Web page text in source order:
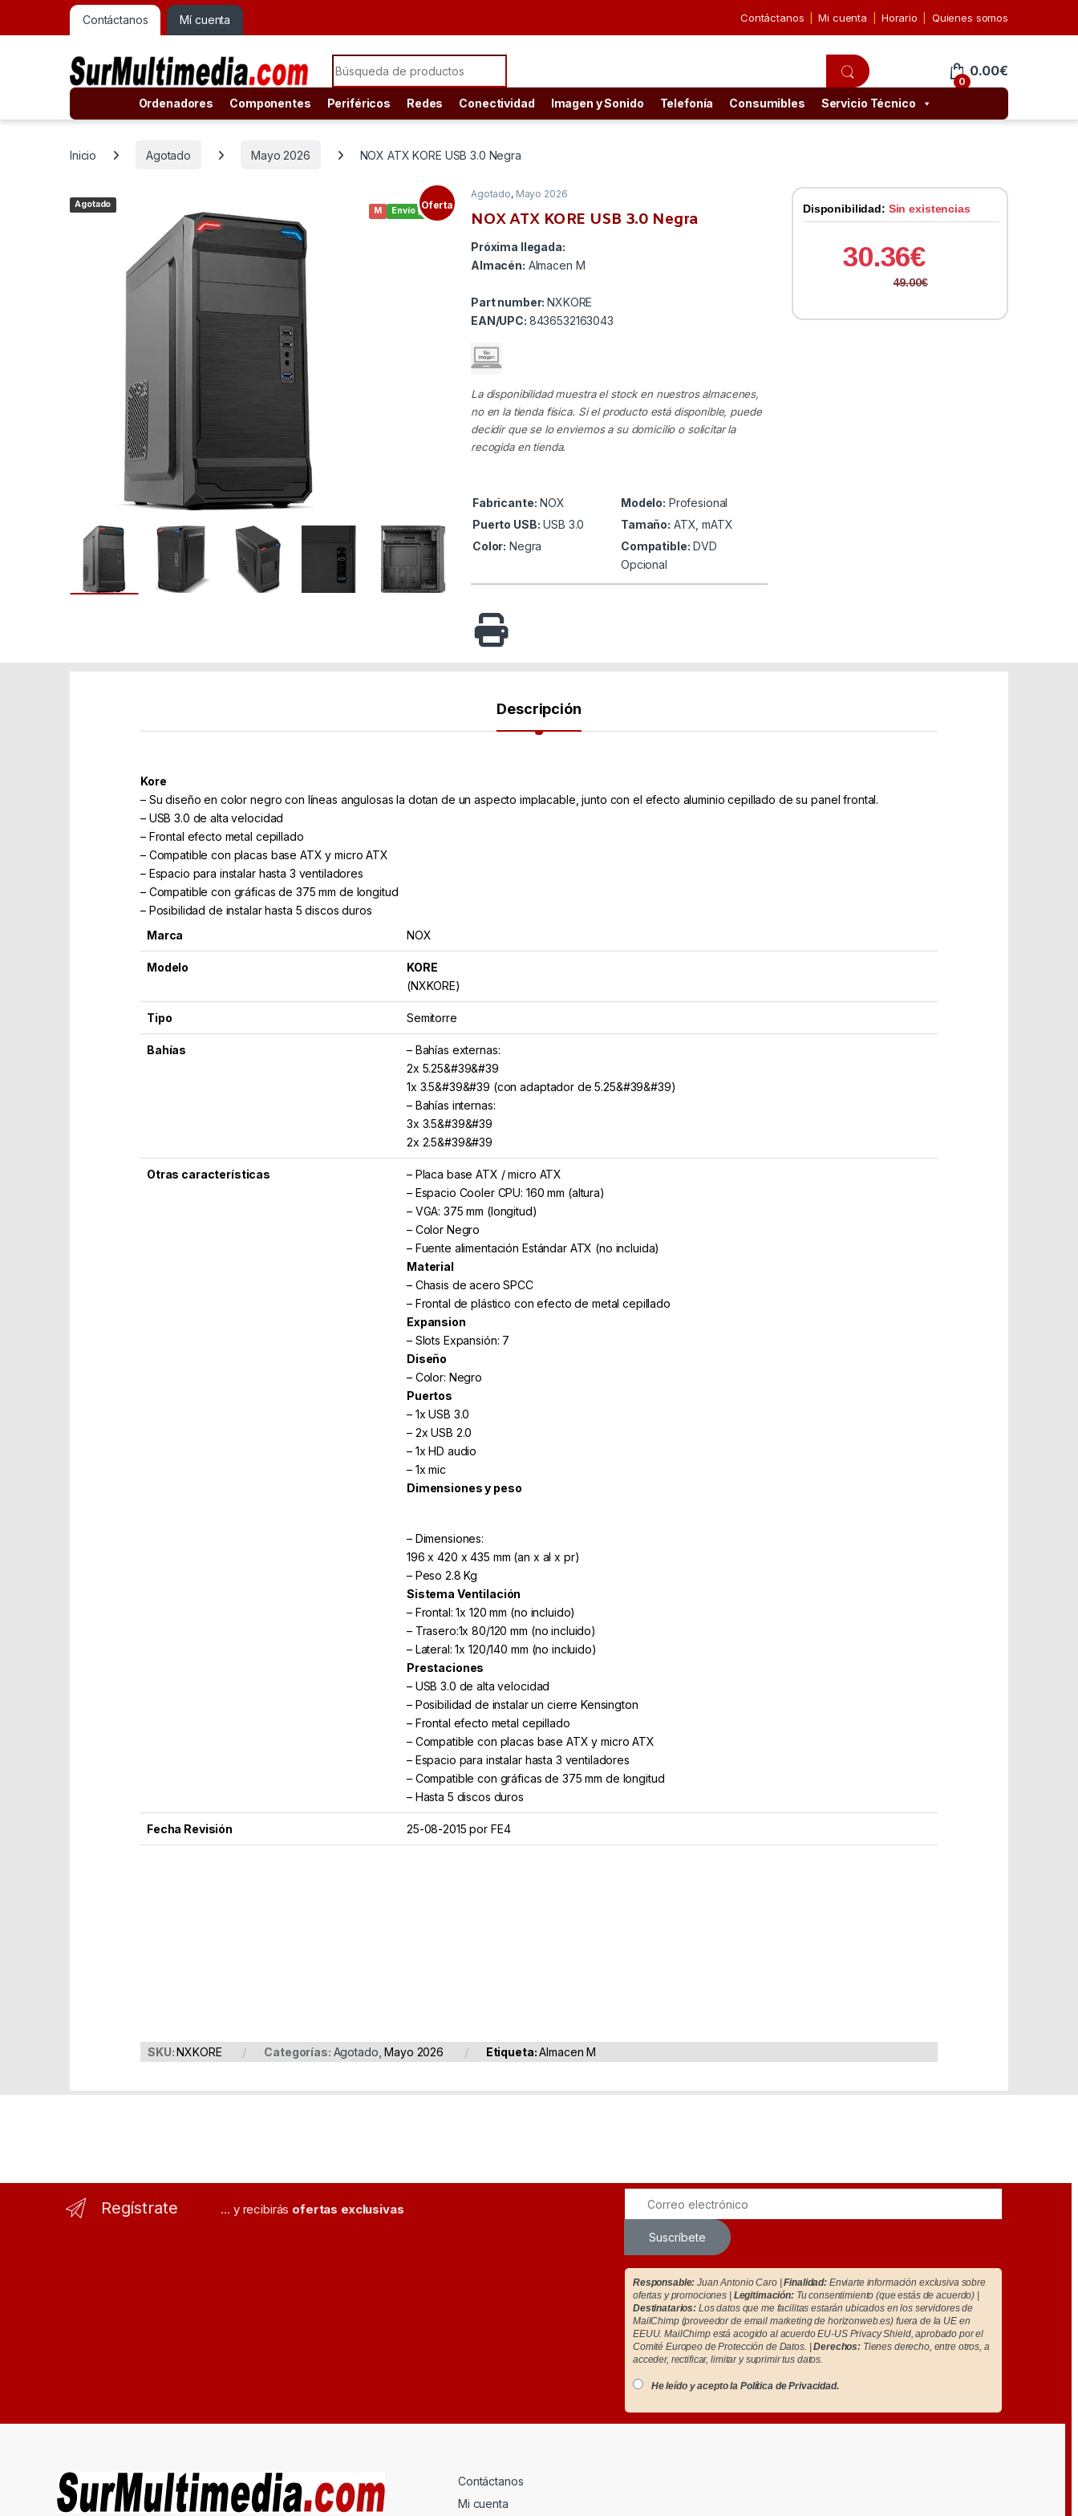
Contáctanos Mí cuenta Contáctanos Mi cuenta Horario Quienes somos
Search for:
0
0.00€
Ordenadores Componentes Periféricos Redes Conectividad Imagen y Sonido Telefonía Consumibles Servicio Técnico
Inicio Agotado Mayo 2026 NOX ATX KORE USB 3.0 Negra
Envío gratis
M
Agotado Oferta
Agotado, Mayo 2026
NOX ATX KORE USB 3.0 Negra
Próxima llegada:
Almacén: Almacen M
Part number:NXKORE
EAN/UPC: 8436532163043
La disponibilidad muestra el stock en nuestros almacenes,
no en la tienda física. Si el producto está disponible, puede
decidir que se lo enviemos a su domicilio o solicitar la
recogida en tienda.
Fabricante: NOX Modelo: Profesional
Puerto USB: USB 3.0 Tamaño: ATX, mATX
Color: Negra Compatible: DVD
Opcional
Disponibilidad: Sin existencias
30.36€
49.00€
Descripción
Kore
– Su diseño en color negro con líneas angulosas la dotan de un aspecto implacable, junto con el efecto aluminio cepillado de su panel frontal.
– USB 3.0 de alta velocidad
– Frontal efecto metal cepillado
– Compatible con placas base ATX y micro ATX
– Espacio para instalar hasta 3 ventiladores
– Compatible con gráficas de 375 mm de longitud
– Posibilidad de instalar hasta 5 discos duros
Marca
NOX
Modelo
KORE
(NXKORE)
Tipo Semitorre
Bahías
– Bahías externas:
2x 5.25&#39&#39
1x 3.5&#39&#39 (con adaptador de 5.25&#39&#39)
– Bahías internas:
3x 3.5&#39&#39
2x 2.5&#39&#39
Otras características
– Placa base ATX / micro ATX
– Espacio Cooler CPU: 160 mm (altura)
– VGA: 375 mm (longitud)
– Color Negro
– Fuente alimentación Estándar ATX (no incluida)
Material
– Chasis de acero SPCC
– Frontal de plástico con efecto de metal cepillado
Expansion
– Slots Expansión: 7
Diseño
– Color: Negro
Puertos
– 1x USB 3.0
– 2x USB 2.0
– 1x HD audio
– 1x mic
Dimensiones y peso
– Dimensiones:
196 x 420 x 435 mm (an x al x pr)
– Peso 2.8 Kg
Sistema Ventilación
– Frontal: 1x 120 mm (no incluido)
– Trasero:1x 80/120 mm (no incluido)
– Lateral: 1x 120/140 mm (no incluido)
Prestaciones
– USB 3.0 de alta velocidad
– Posibilidad de instalar un cierre Kensington
– Frontal efecto metal cepillado
– Compatible con placas base ATX y micro ATX
– Espacio para instalar hasta 3 ventiladores
– Compatible con gráficas de 375 mm de longitud
– Hasta 5 discos duros
Fecha Revisión 25-08-2015 por FE4
SKU:NXKORE Categorías: Agotado ,Mayo 2026 Etiqueta:Almacen M
Regístrate ... y recibirás ofertas exclusivas
Suscríbete
Responsable: Juan Antonio Caro |Finalidad: Enviarte información exclusiva sobre
ofertas y promociones | Legitimación:Tu consentimiento (que estás de acuerdo) |
Destinatarios: Los datos que me facilitas estarán ubicados en los servidores de
MailChimp (proveedor de email marketing de horizonweb.es) fuera de la UE en
EEUU. MailChimp está acogido al acuerdo EU-US Privacy Shield, aprobado por el
Comité Europeo de Protección de Datos. |Derechos: Tienes derecho, entre otros, a
acceder, rectificar, limitar y suprimir tus datos.
He leído y acepto la Política de Privacidad.
Contáctanos
Mi cuenta